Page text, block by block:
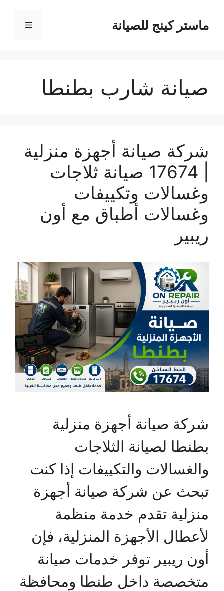
المحتوىماستر كينج للصيانة القائمة
صيانة شارب بطنطا
شركة صيانة أجهزة منزلية
| 17674 صيانة ثلاجات
وغسالات وتكييفات
وغسالات أطباق مع أون
ريبير
شركة صيانة أجهزة منزلية
بطنطا لصيانة الثلاجات
والغسالات والتكييفات إذا كنت
تبحث عن شركة صيانة أجهزة
منزلية تقدم خدمة منظمة
لأعطال الأجهزة المنزلية، فإن
أون ريبير توفر خدمات صيانة
متخصصة داخل طنطا ومحافظة